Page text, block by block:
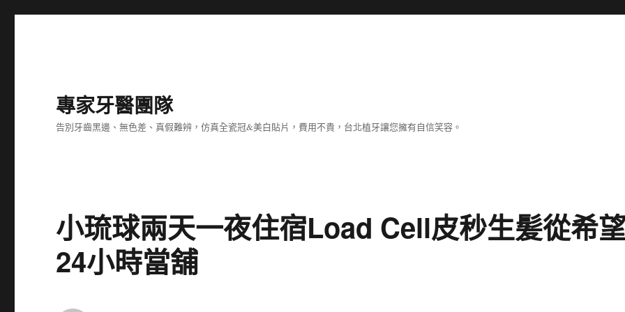
專家牙醫團隊
告別牙齒黑邊、無色差、真假難辨，仿真全瓷冠&美白貼片，費用不貴，台北植牙讓您擁有自信笑容。
小琉球兩天一夜住宿Load Cell皮秒生髪從希
24小時當舖